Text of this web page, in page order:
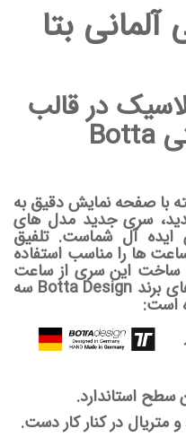
بتا
در قالب
Botta
با صفحه نمایش دقیق به
سری جدید مدل های
ایده آل شماست. تلفیق
ها را مناسب استفاده
و ساخت این سری از ساعت
های مچی نیز در ادامه طراحی های برند Botta Design سه
است:
استاندارد.
در کنار کار دست.